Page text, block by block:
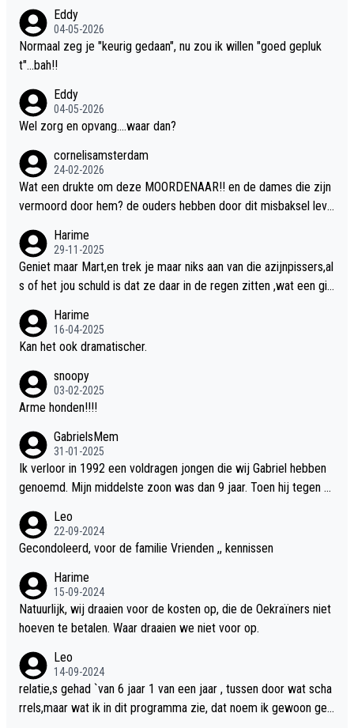
Eddy
04-05-2026
Normaal zeg je "keurig gedaan", nu zou ik willen "goed gepluk
t"...bah!!
Eddy
04-05-2026
Wel zorg en opvang....waar dan?
cornelisamsterdam
24-02-2026
Wat een drukte om deze MOORDENAAR!! en de dames die zijn
vermoord door hem? de ouders hebben door dit misbaksel leve
t!!
Harime
29-11-2025
Geniet maar Mart,en trek je maar niks aan van die azijnpissers,al
s of het jou schuld is dat ze daar in de regen zitten ,wat een gill
Harime
16-04-2025
Kan het ook dramatischer.
snoopy
03-02-2025
Arme honden!!!!
GabrielsMem
31-01-2025
Ik verloor in 1992 een voldragen jongen die wij Gabriel hebben
genoemd. Mijn middelste zoon was dan 9 jaar. Toen hij tegen d
verteld in Groningen. Ik gun Anouk en Douwe Bob hun rouw verd
riet en als ervaringsdeskundige heb ik zeker begrip hiervoor. Wa
delijk overeenkomend met mijn gezins verlies in 1992 een soor
t ready-made lied geschreven, geproduceerd en op de radio te
beluisteren zijn binnen 12 dagen na het verlies van Anouk en Do
uwe Bob's zoon. Wij hadden zeker geen commerciële energie g
ehad zo snel na ons verlies zoiets te ondernemen en alle ouder
s van overleden kinderen dat ik ken hadden dit ook niet kunnen
bewerkstelligen. Wij voelen nu dat ons aan DB vertelde geschie
denis door mijn autistische tiener zoon nu door hem te grabble i
Leo
22-09-2024
Gecondoleerd, voor de familie Vrienden ,, kennissen
Harime
15-09-2024
Natuurlijk, wij draaien voor de kosten op, die de Oekraïners niet
hoeven te betalen. Waar draaien we niet voor op.
Leo
14-09-2024
relatie,s gehad `van 6 jaar 1 van een jaar , tussen door wat scha
rrels,maar wat ik in dit programma zie, dat noem ik gewoon geil